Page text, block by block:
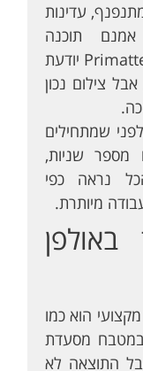
עדינות
תוכנה
מתקדמת כמו Keylight או Primatte יודעת
צילום נכון
שמתחילים
מספר שניות,
נראה כפי
מיותרת.
הוא כמו
במטבח מסעדת
התוצאה לא